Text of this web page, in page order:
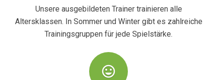
Unsere ausgebildeten Trainer trainieren alle
Altersklassen. In Sommer und Winter gibt es zahlreiche
Trainingsgruppen für jede Spielstärke.
tag_faces